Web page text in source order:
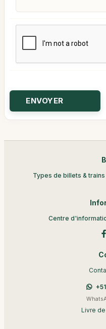
Types de billets & trains
Centre
Livre